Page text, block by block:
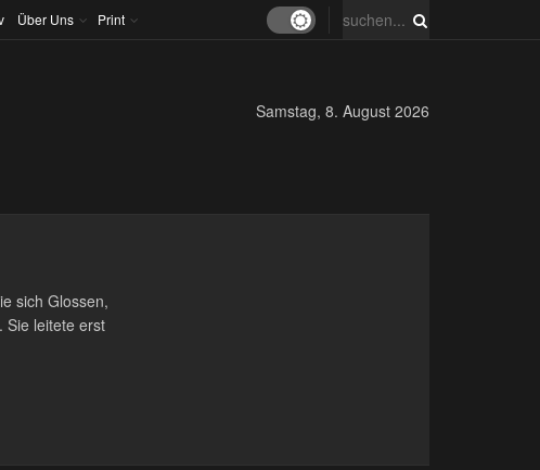
Über Uns Print
Samstag, 8. August 2026
sich Glossen,
Sie leitete erst